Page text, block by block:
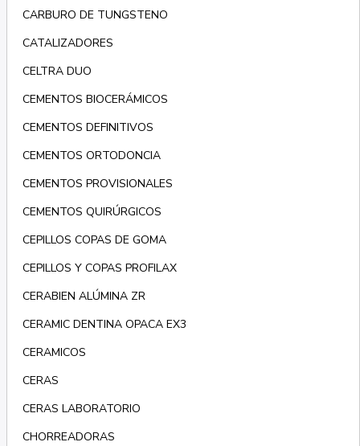
CARBURO DE TUNGSTENO
CATALIZADORES
CELTRA DUO
CEMENTOS BIOCERÁMICOS
CEMENTOS DEFINITIVOS
CEMENTOS ORTODONCIA
CEMENTOS PROVISIONALES
CEMENTOS QUIRÚRGICOS
CEPILLOS COPAS DE GOMA
CEPILLOS Y COPAS PROFILAX
CERABIEN ALÚMINA ZR
CERAMIC DENTINA OPACA EX3
CERAMICOS
CERAS
CERAS LABORATORIO
CHORREADORAS